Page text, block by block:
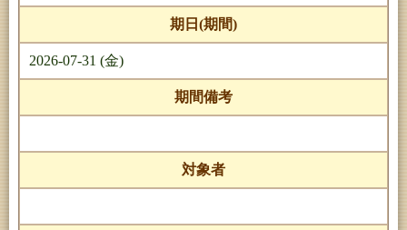
期日(期間)
2026-07-31 (金)
期間備考
対象者